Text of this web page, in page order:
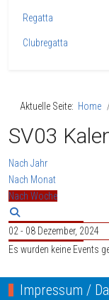
Regatta
Clubregatta
Aktuelle Seite: Home
SV03
Nach Jahr
Nach Monat
Nach Woche
02 - 08 Dezember, 2024
Es wurden keine Events
Impressum /